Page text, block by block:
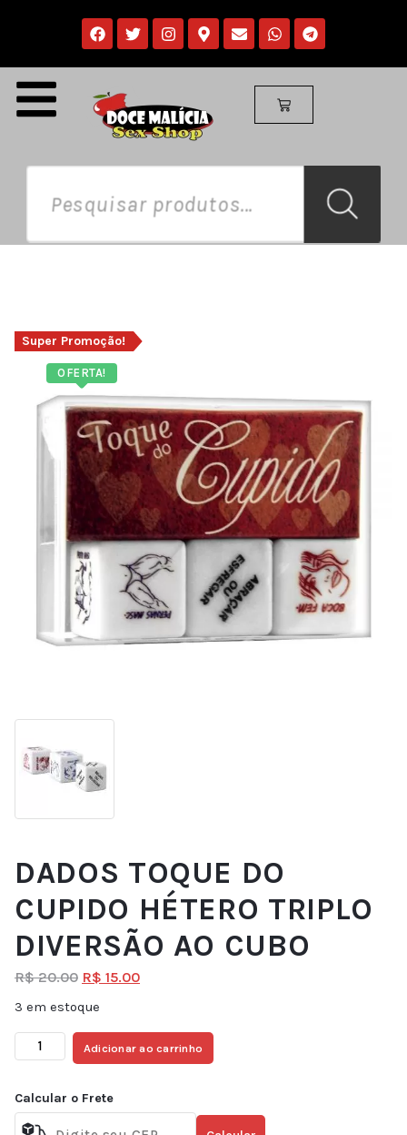
OFERTA!
Super Promoção!
DADOS TOQUE DO
CUPIDO HÉTERO TRIPLO
DIVERSÃO AO CUBO
R$20.00 R$ 15.00
3 em estoque
Adicionar ao carrinho
Calcular o Frete